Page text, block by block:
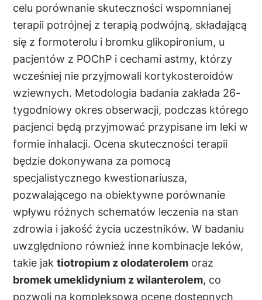
celu porównanie skuteczności wspomnianej
terapii potrójnej z terapią podwójną, składającą
się z formoterolu i bromku glikopironium, u
pacjentów z POChP i cechami astmy, którzy
wcześniej nie przyjmowali kortykosteroidów
wziewnych. Metodologia badania zakłada 26-
tygodniowy okres obserwacji, podczas którego
pacjenci będą przyjmować przypisane im leki w
formie inhalacji. Ocena skuteczności terapii
będzie dokonywana za pomocą
specjalistycznego kwestionariusza,
pozwalającego na obiektywne porównanie
wpływu różnych schematów leczenia na stan
zdrowia i jakość życia uczestników. W badaniu
uwzględniono również inne kombinacje leków,
takie jak tiotropium z olodaterolem oraz
bromek umeklidynium z wilanterolem, co
pozwoli na kompleksową ocenę dostępnych